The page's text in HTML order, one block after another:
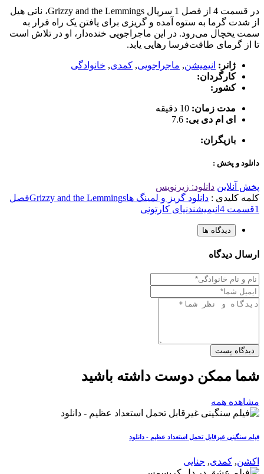
در قسمت 4 از فصل 1 سریال Grizzy and the Lemmings، ناتی هیل
از شدت گرما به ستوه آمده و گریزی برای یافتن یک راه فرار به
سمت یخچال می‌رود. در این ماجراجویی خنده‌دار، او در تلاش است
تا از گرمای طاقت‌فرسا رهایی یابد.
ژانر: انیمیشن, ماجراجویی, کمدی, خانوادگی
کارگردان:
کشور:
مدت زمان: 10 دقیقه
ای ام دی بی: 7.6
بازیگران:
دانلود و پخش :
پخش آنلاین دانلود: زیرنویس
کلمه کلیدی : دانلود گریز و لمینگ هاGrizzy and the Lemmingsفصل
1قسمت 4 انیمیشندنیای کارتونی
دیدگاه ها
ارسال دیدگاه
دیدگاه پست
شما ممکن دوست داشته باشید
مشاهده همه
فیلم سنگینی غیرقابل تحمل استعداد عظیم - دانلود
اکشن, کمدی, جنایی